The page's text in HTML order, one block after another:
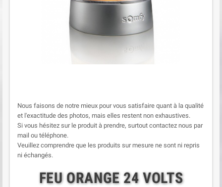
Nous faisons de notre mieux pour vous satisfaire quant à la qualité
et l'exactitude des photos, mais elles restent non exhaustives.
Si vous hésitez sur le produit à prendre, surtout contactez nous par
mail ou téléphone.
Veuillez comprendre que les produits sur mesure ne sont ni repris
ni échangés.
FEU ORANGE 24 VOLTS